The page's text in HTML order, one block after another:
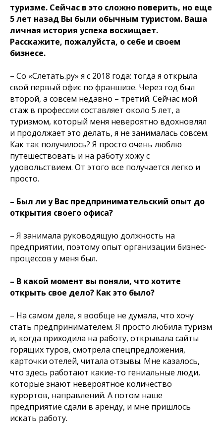
туризме. Сейчас в это сложно поверить, но еще
5 лет назад Вы были обычным туристом. Ваша
личная история успеха восхищает.
Расскажите, пожалуйста, о себе и своем
бизнесе.
– Со «Слетать.ру» я с 2018 года: тогда я открыла
свой первый офис по франшизе. Через год был
второй, а совсем недавно – третий. Сейчас мой
стаж в профессии составляет около 5 лет, а
туризмом, который меня невероятно вдохновлял
и продолжает это делать, я не занималась совсем.
Как так получилось? Я просто очень люблю
путешествовать и на работу хожу с
удовольствием. От этого все получается легко и
просто.
– Был ли у Вас предпринимательский опыт до
открытия своего офиса?
– Я занимала руководящую должность на
предприятии, поэтому опыт организации бизнес-
процессов у меня был.
– В какой момент вы поняли, что хотите
открыть свое дело? Как это было?
– На самом деле, я вообще не думала, что хочу
стать предпринимателем. Я просто любила туризм
и, когда приходила на работу, открывала сайты
горящих туров, смотрела спецпредложения,
карточки отелей, читала отзывы. Мне казалось,
что здесь работают какие-то гениальные люди,
которые знают невероятное количество
курортов, направлений. А потом наше
предприятие сдали в аренду, и мне пришлось
искать работу.